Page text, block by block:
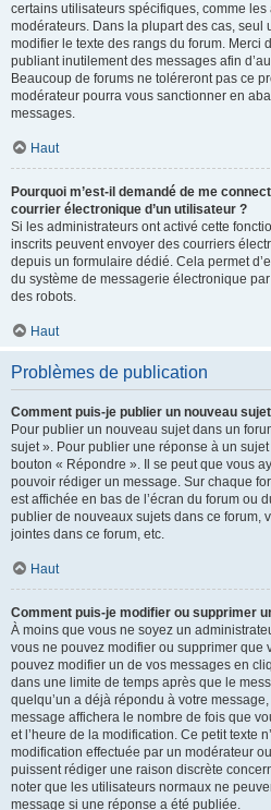
certains utilisateurs spécifiques, comme
modérateurs. Dans la plupart des cas, seul
modifier le texte des rangs du forum. Merci
publiant inutilement des messages afin
Beaucoup de forums ne toléreront pas ce
modérateur pourra vous sanctionner en
messages.
Haut
Pourquoi m’est-il demandé de me
courrier électronique d’un utilisateur ?
Si les administrateurs ont activé cette
inscrits peuvent envoyer des courriers
depuis un formulaire dédié. Cela permet
du système de messagerie électronique
des robots.
Haut
Problèmes de publication
Comment puis-je publier un nouveau
Pour publier un nouveau sujet dans un
sujet ». Pour publier une réponse à un
bouton « Répondre ». Il se peut que vous
pouvoir rédiger un message. Sur chaque
est affichée en bas de l’écran du forum ou
publier de nouveaux sujets dans ce forum,
jointes dans ce forum, etc.
Haut
Comment puis-je modifier ou supprimer
À moins que vous ne soyez un
vous ne pouvez modifier ou supprimer que
pouvez modifier un de vos messages en
dans une limite de temps après que le
quelqu’un a déjà répondu à votre
message affichera le nombre de fois que
et l’heure de la modification. Ce petit texte
modification effectuée par un modérateur
puissent rédiger une raison discrète
noter que les utilisateurs normaux ne
message si une réponse a été publiée.